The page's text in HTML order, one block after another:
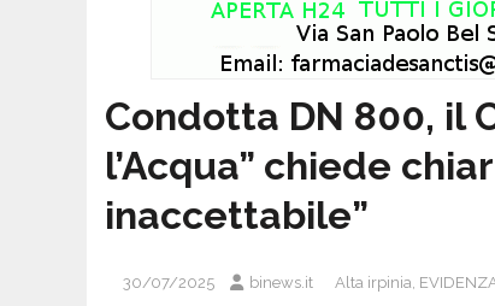
Condotta DN 800, il
l’Acqua” chiede
inaccettabile”
30/07/2025 binews.it Alta irpinia,